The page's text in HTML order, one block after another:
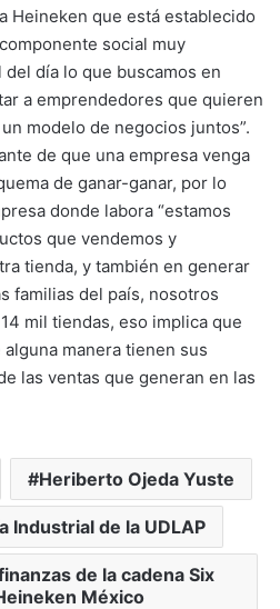
Heineken que está establecido
social muy
día lo que buscamos en
a emprendedores que quieren
modelo de negocios juntos”.
de que una empresa venga
de ganar-ganar, por lo
donde labora “estamos
que vendemos y
tienda, y también en generar
familias del país, nosotros
mil tiendas, eso implica que
manera tienen sus
las ventas que generan en las
Heriberto Ojeda Yuste
Industrial de la UDLAP
de la cadena Six
México